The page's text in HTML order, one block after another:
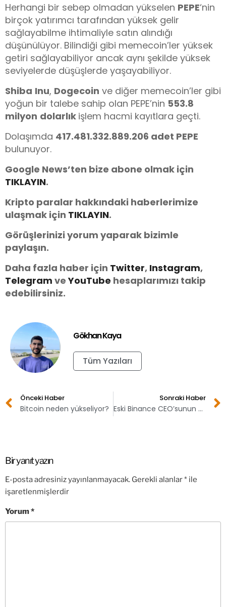
Herhangi bir sebep olmadan yükselen PEPE‘nin
birçok yatırımcı tarafından yüksek gelir
sağlayabilme ihtimaliyle satın alındığı
düşünülüyor. Bilindiği gibi memecoin’ler yüksek
getiri sağlayabiliyor ancak aynı şekilde yüksek
seviyelerde düşüşlerde yaşayabiliyor.
Shiba Inu, Dogecoin ve diğer memecoin’ler gibi
yoğun bir talebe sahip olan PEPE’nin 553.8
milyon dolarlık işlem hacmi kayıtlara geçti.
Dolaşımda 417.481.332.889.206 adet PEPE
bulunuyor.
Google News’ten bize abone olmak için
TIKLAYIN.
Kripto paralar hakkındaki haberlerimize
ulaşmak için TIKLAYIN.
Görüşlerinizi yorum yaparak bizimle
paylaşın.
Daha fazla haber için Twitter, Instagram,
Telegram veYouTube hesaplarımızı takip
edebilirsiniz.
Gökhan Kaya
Tüm Yazıları
Önceki Haber
Bitcoin neden yükseliyor?
Sonraki Haber
Eski Binance CEO’sunun ABD’den ayrılmasına izin verilmedi!
Bir yanıt yazın
E-posta adresiniz yayınlanmayacak. Gerekli alanlar* ile
işaretlenmişlerdir
Yorum*